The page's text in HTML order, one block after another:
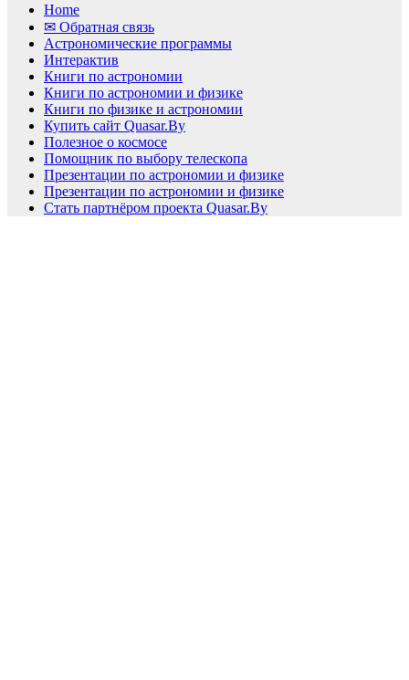
Home
✉ Обратная связь
Астрономические программы
Интерактив
Книги по астрономии
Книги по астрономии и физике
Книги по физике и астрономии
Купить сайт Quasar.By
Полезное о космосе
Помощник по выбору телескопа
Презентации по астрономии и физике
Презентации по астрономии и физике
Стать партнёром проекта Quasar.By